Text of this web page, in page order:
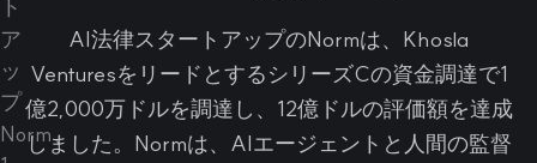
AI法律スタートアップのNormは、Khosla
VenturesをリードとするシリーズCの資金調達で1
億2,000万ドルを調達し、12億ドルの評価額を達成
しました。Normは、AIエージェントと人間の監督